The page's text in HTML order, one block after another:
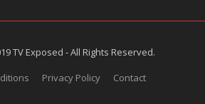
TV Exposed - All Rights Reserved.
Privacy Policy Contact